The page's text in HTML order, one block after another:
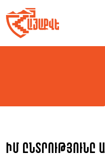
to
content
Իմ ընտրությունը